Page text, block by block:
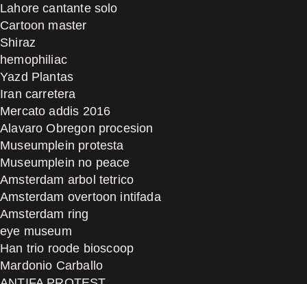
Lahore cantante solo
Cartoon master
Shiraz
hemophiliac
Yazd Plantas
Iran carretera
Mercato addis 2016
Alavaro Obregon procesion
Museumplein protesta
Museumplein no peace
Amsterdam arbol tetrico
Amsterdam overtoon intifada
Amsterdam ring
eye museum
Han trio roode bioscoop
Mardonio Carballo